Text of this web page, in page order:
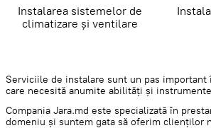
Instalarea sistemelor de
climatizare și ventilare
Serviciile de instalare sunt un pas
care necesită anumite abilități și
Compania Jara.md este specializată în
domeniu și suntem gata să oferim clienților